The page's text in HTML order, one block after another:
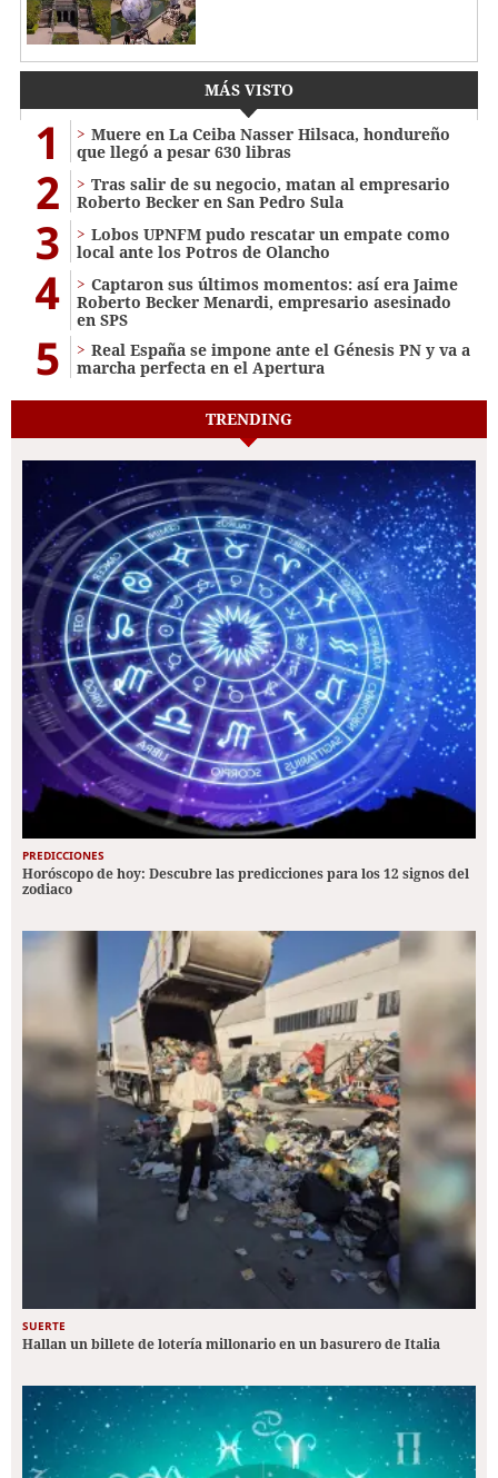
MÁS VISTO
1
Muere en La Ceiba Nasser Hilsaca, hondureño
que llegó a pesar 630 libras
2
Tras salir de su negocio, matan al empresario
Roberto Becker en San Pedro Sula
3
Lobos UPNFM pudo rescatar un empate como
local ante los Potros de Olancho
4
Captaron sus últimos momentos: así era Jaime
Roberto Becker Menardi​​​, empresario asesinado
en SPS
5
Real España se impone ante el Génesis PN y va a
marcha perfecta en el Apertura
TRENDING
PREDICCIONES
Horóscopo de hoy: Descubre las predicciones para los 12 signos del
zodiaco
SUERTE
Hallan un billete de lotería millonario en un basurero de Italia